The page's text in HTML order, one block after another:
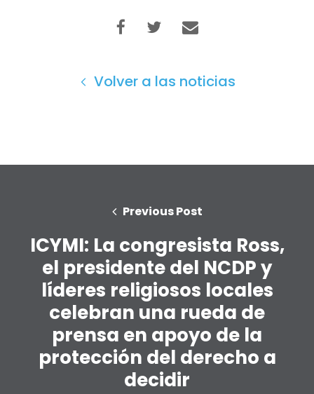
Shop
Pulse
Volver a las noticias
Previous Post
ICYMI: La congresista Ross,
el presidente del NCDP y
líderes religiosos locales
celebran una rueda de
prensa en apoyo de la
protección del derecho a
decidir